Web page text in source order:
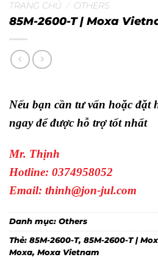
TRANG CHỦ / OTHERS
85M-2600-T | Moxa
Nếu bạn cần tư vấn hoặc đặt
ngay để được hỗ trợ tốt nhất
Mr. Thịnh
Hotline: 0374958052
Email: thinh@jon-jul.com
Danh mục: Others
Thẻ: 85M-2600-T, 85M-2600-T |
Moxa, Moxa Vietnam